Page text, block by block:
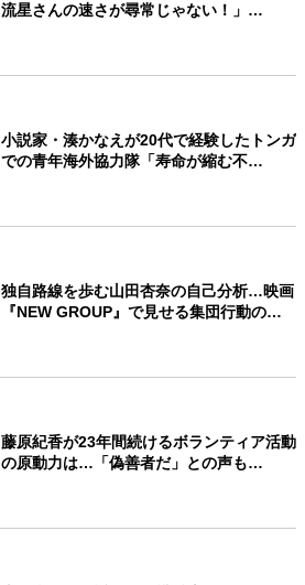
流星さんの速さが尋常じゃない！」…
小説家・湊かなえが20代で経験したトンガ
での青年海外協力隊「寿命が縮む不…
独自路線を歩む山田杏奈の自己分析…映画
『NEW GROUP』で見せる集団行動の…
藤原紀香が23年間続けるボランティア活動
の原動力は…「偽善者だ」との声も…